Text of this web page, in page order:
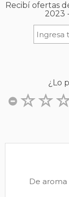
Recibí ofertas
2023
¿Lo
De aroma